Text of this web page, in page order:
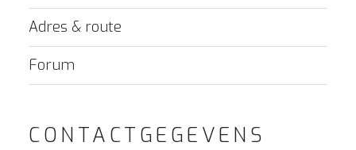
Adres & route
Forum
CONTACTGEGEVENS